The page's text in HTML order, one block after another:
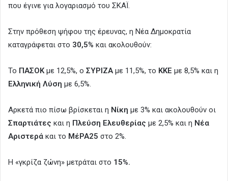
που έγινε για λογαριασμό του ΣΚΑΪ.
Στην πρόθεση ψήφου της έρευνας, η Νέα Δημοκρατία
καταγράφεται στο 30,5% και ακολουθούν:
Το ΠΑΣΟΚμε 12,5%, ο ΣΥΡΙΖΑ με 11,5%, το ΚΚΕ με 8,5% και η
Ελληνική Λύση με 6,5%.
Αρκετά πιο πίσω βρίσκεται η Νίκη με 3% και ακολουθούν οι
Σπαρτιάτες και η Πλεύση Ελευθερίας με 2,5% και η Νέα
Αριστερά και το ΜέΡΑ25 στο 2%.
Η «γκρίζα ζώνη» μετράται στο 15%.